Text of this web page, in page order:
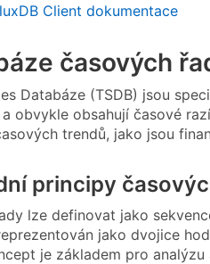
Client dokumentace
časových
Databáze (TSDB) jsou
a obvykle obsahují časové
trendů, jako jsou
principy
lze definovat jako
jako dvojice
je základem pro